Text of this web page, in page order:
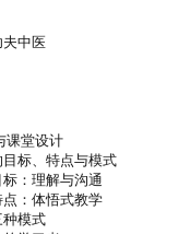
夫中医
课堂设计
标、特点与模式
：理解与沟通
：体悟式教学
种模式